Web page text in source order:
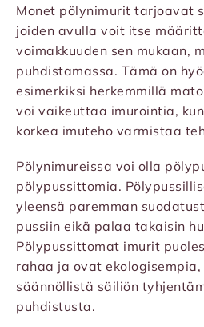
Monet pölynimurit tarjoavat
joiden avulla voit itse
voimakkuuden sen mukaan,
puhdistamassa. Tämä on
esimerkiksi herkemmillä
voi vaikeuttaa imurointia,
korkea imuteho varmistaa
Pölynimureissa voi olla
pölypussittomia.
yleensä paremman
pussiin eikä palaa takaisin
Pölypussittomat imurit
rahaa ja ovat
säännöllistä säiliön
puhdistusta.